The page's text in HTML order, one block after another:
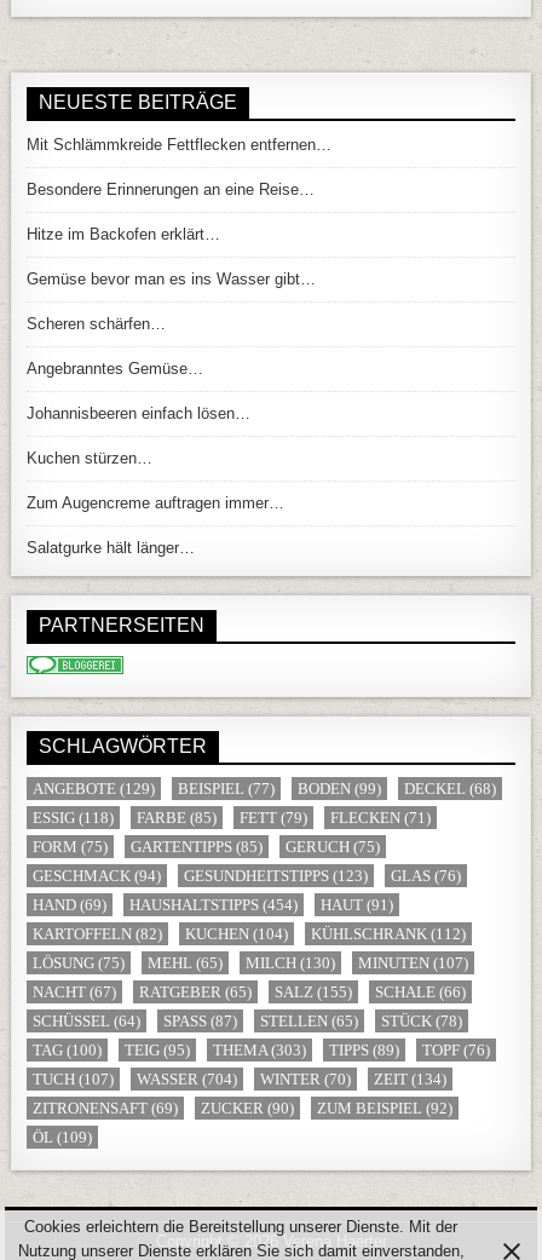
NEUESTE BEITRÄGE
Mit Schlämmkreide Fettflecken entfernen…
Besondere Erinnerungen an eine Reise…
Hitze im Backofen erklärt…
Gemüse bevor man es ins Wasser gibt…
Scheren schärfen…
Angebranntes Gemüse…
Johannisbeeren einfach lösen…
Kuchen stürzen…
Zum Augencreme auftragen immer…
Salatgurke hält länger…
PARTNERSEITEN
SCHLAGWÖRTER
ANGEBOTE (129) BEISPIEL (77) BODEN (99) DECKEL (68)
ESSIG (118) FARBE (85) FETT (79) FLECKEN (71)
FORM (75) GARTENTIPPS (85) GERUCH (75)
GESCHMACK (94) GESUNDHEITSTIPPS (123) GLAS (76)
HAND (69) HAUSHALTSTIPPS (454) HAUT (91)
KARTOFFELN (82) KUCHEN (104) KÜHLSCHRANK (112)
LÖSUNG (75) MEHL (65) MILCH (130) MINUTEN (107)
NACHT (67) RATGEBER (65) SALZ (155) SCHALE (66)
SCHÜSSEL (64) SPASS (87) STELLEN (65) STÜCK (78)
TAG (100) TEIG (95) THEMA(303) TIPPS (89) TOPF (76)
TUCH (107) WASSER (704) WINTER (70) ZEIT (134)
ZITRONENSAFT (69) ZUCKER (90) ZUM BEISPIEL (92)
ÖL (109)
Copyright © 2026 Verena Haerter
Cookies erleichtern die Bereitstellung unserer Dienste. Mit der
Nutzung unserer Dienste erklären Sie sich damit einverstanden,